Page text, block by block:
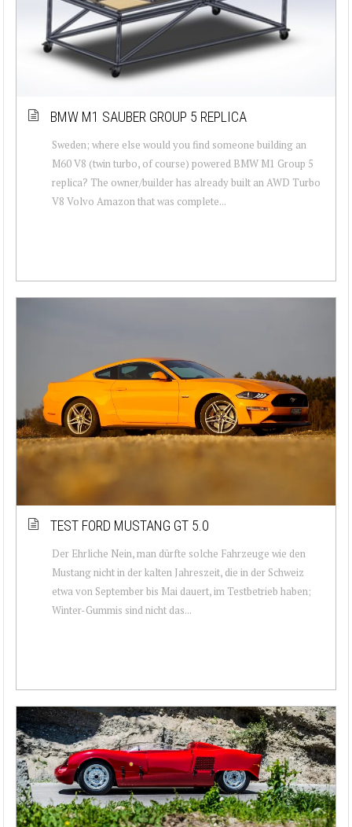
BMW M1 SAUBER GROUP 5 REPLICA
Sweden; where else would you find someone building an
M60 V8 (twin turbo, of course) powered BMW M1 Group 5
replica? The owner/builder has already built an AWD Turbo
V8 Volvo Amazon that was complete...
TEST FORD MUSTANG GT 5.0
Der Ehrliche Nein, man dürfte solche Fahrzeuge wie den
Mustang nicht in der kalten Jahreszeit, die in der Schweiz
etwa von September bis Mai dauert, im Testbetrieb haben;
Winter-Gummis sind nicht das...